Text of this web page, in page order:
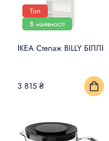
Топ
В наявності
ІКЕА Стелаж BILLY БІЛЛІ
3 815 ₴